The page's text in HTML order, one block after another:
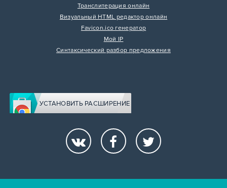
Транслитерация онлайн
Визуальный HTML редактор онлайн
Favicon.ico генератор
Мой IP
Синтаксический разбор предложения
УСТАНОВИТЬ РАСШИРЕНИЕ